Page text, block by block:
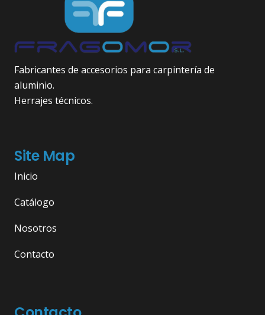
Fabricantes de accesorios para carpintería de
aluminio.
Herrajes técnicos.
Site Map
Inicio
Catálogo
Nosotros
Contacto